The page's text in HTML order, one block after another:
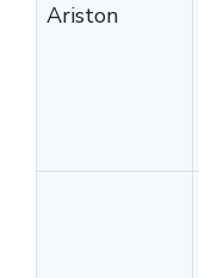
Ariston